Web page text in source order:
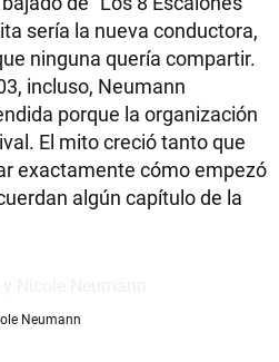
sería la nueva conductora,
ninguna quería compartir.
incluso, Neumann
porque la organización
El mito creció tanto que
exactamente cómo empezó
algún capítulo de la
Neumann